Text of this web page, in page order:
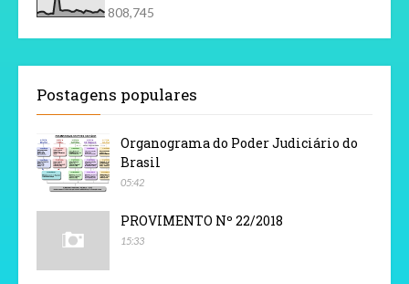
808,745
Postagens populares
Organograma do Poder Judiciário do
Brasil
05:42
PROVIMENTO Nº 22/2018
15:33